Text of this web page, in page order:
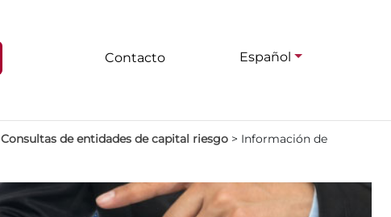
Contacto Español
Consultas de entidades de capital riesgo > Información de